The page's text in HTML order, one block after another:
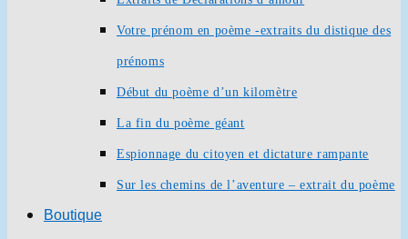
Votre prénom en poème -extraits du distique des
prénoms
Début du poème d’un kilomètre
La fin du poème géant
Espionnage du citoyen et dictature rampante
Sur les chemins de l’aventure – extrait du poème
Boutique